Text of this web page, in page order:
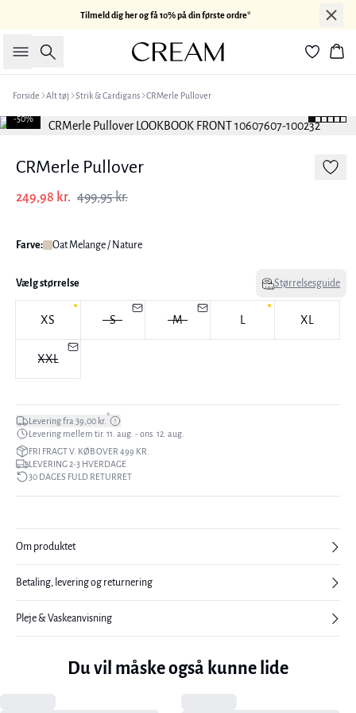
Tilmeld dig her og få 10% på din første ordre*
Søg
Forside Alt tøj Strik & Cardigans CRMerle Pullover
-50%
CRMerle Pullover
249,98 kr. 499,95 kr.
Farve: Oat Melange / Nature
Vælg størrelse Størrelsesguide
XS S M XL
XXL
Levering fra 39,00 kr.*
Levering mellem tir. 11. aug. - ons. 12. aug.
FRI FRAGT V. KØB OVER 499 KR.
LEVERING 2-3 HVERDAGE
30 DAGES FULD RETURRET
Om produktet
Betaling, levering og returnering
Pleje & Vaskeanvisning
Du vil måske også kunne lide